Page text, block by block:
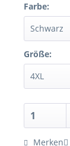
Farbe:
Größe:
Merken